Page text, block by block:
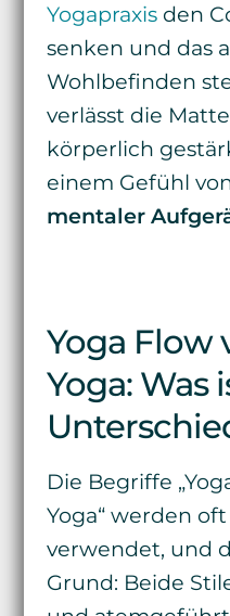
Yogapraxisden
senken und das
Wohlbefinden
verlässt die
körperlich
einem Gefühl
mentaler
Yoga Flow
Yoga: Was
Die Begriffe
Yoga“ werden
verwendet, und
Grund: Beide